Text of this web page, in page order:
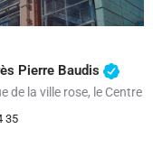
Lieu emblématique de la ville rose, le Centre de Congrès Pierre Baudis situé en coeur de ville, offre un…